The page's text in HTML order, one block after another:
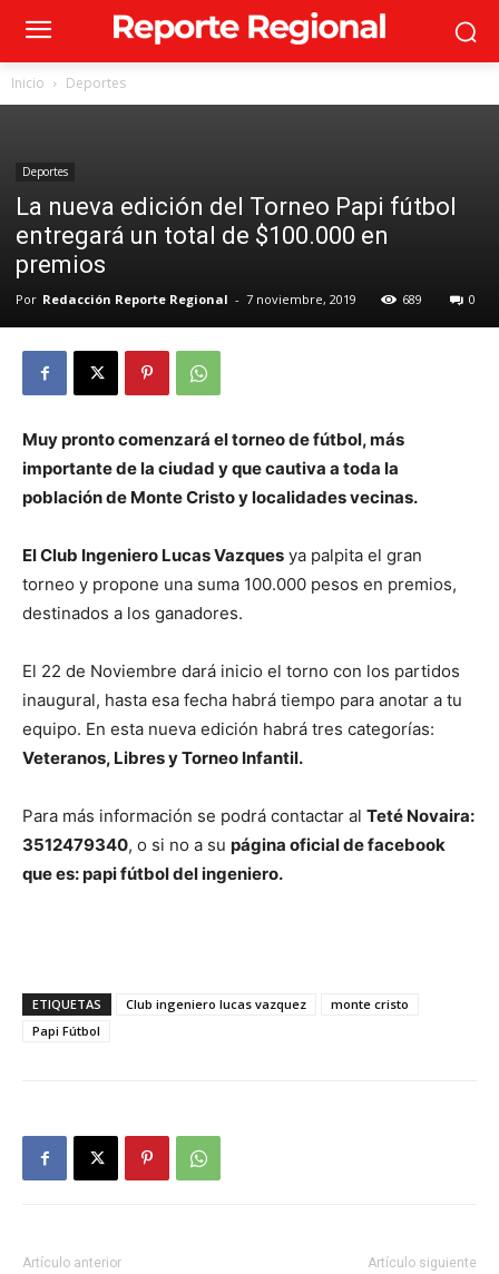
Inicio Deportes
Deportes
La nueva edición del Torneo Papi fútbol
entregará un total de $100.000 en
premios
Por Redacción Reporte Regional - 7 noviembre, 2019 689 0
Muy pronto comenzará el torneo de fútbol, más
importante de la ciudad y que cautiva a toda la
población de Monte Cristo y localidades vecinas.
El Club Ingeniero Lucas Vazques ya palpita el gran
torneo y propone una suma 100.000 pesos en premios,
destinados a los ganadores.
El 22 de Noviembre dará inicio el torno con los partidos
inaugural, hasta esa fecha habrá tiempo para anotar a tu
equipo. En esta nueva edición habrá tres categorías:
Veteranos, Libres y Torneo Infantil.
Para más información se podrá contactar al Teté Novaira:
3512479340, o si no a su página oficial de facebook
que es: papi fútbol del ingeniero.
ETIQUETAS Club ingeniero lucas vazquez
monte cristo
Papi Fútbol
Artículo anterior Artículo siguiente